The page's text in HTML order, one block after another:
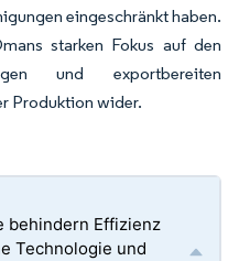
eingeschränkt haben.
starken Fokus auf den
und exportbereiten
Produktion wider.
behindern Effizienz
Technologie und